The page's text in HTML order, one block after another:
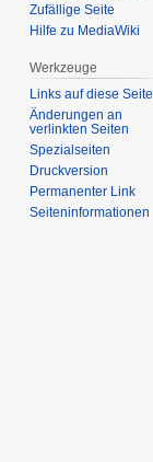
Zufällige Seite
Hilfe zu MediaWiki
Werkzeuge
Links auf diese Seite
Änderungen an
verlinkten Seiten
Spezialseiten
Druckversion
Permanenter Link
Seiten­informationen